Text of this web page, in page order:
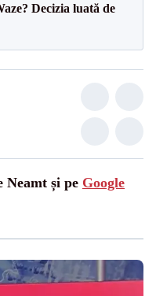
Decizia luată de
Neamt și pe Google